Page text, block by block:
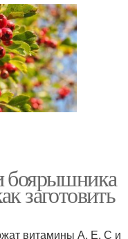
боярышника
заготовить
витамины А, Е, С и